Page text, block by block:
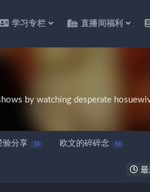
学习专栏 直播间福利
by watching desperate
验分享 14 欧文的碎碎念 61
最